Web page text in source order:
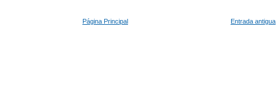
Entrada antigua
Página Principal